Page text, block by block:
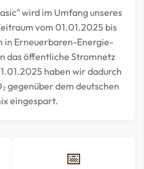
wird im Umfang unseres
vom 01.01.2025 bis
in Erneuerbaren-Energie-
das öffentliche Stromnetz
haben wir dadurch
gegenüber dem deutschen
eingespart.
📅